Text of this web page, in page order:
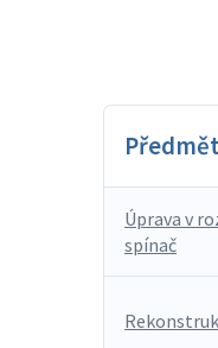
Úprava v
spínač